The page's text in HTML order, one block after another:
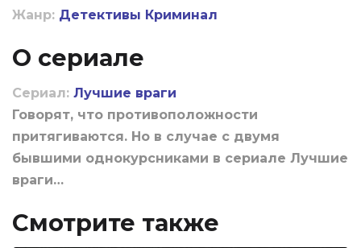
Жанр: Детективы Криминал
О сериале
Сериал: Лучшие враги
Говорят, что противоположности
притягиваются. Но в случае с двумя
бывшими однокурсниками в сериале Лучшие
враги…
Смотрите также